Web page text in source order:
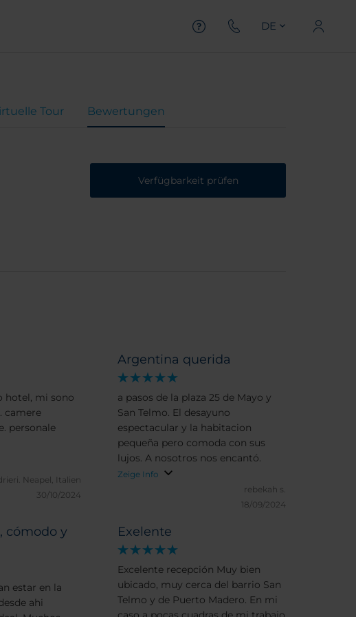
DE
Tour Bewertungen
Verfügbarkeit prüfen
cómodo y
estar en la
ahi
Exelente
Excelente recepción Muy bien
ubicado, muy cerca del barrio San
Telmo y de Puerto Madero. En mi
hotel, mi sono
camere
personale
Neapel, Italien
30/10/2024
Argentina querida
a pasos de la plaza 25 de Mayo y
San Telmo. El desayuno
espectacular y la habitacion
pequeña pero comoda con sus
lujos. A nosotros nos encantó.
Zeige Info
rebekah s.
18/09/2024